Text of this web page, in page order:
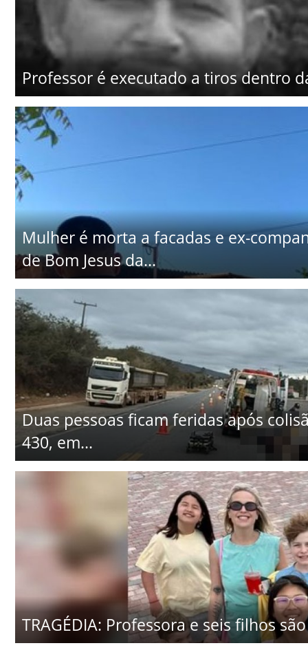
Professor é executado a tiros dentro
Mulher é morta a facadas e ex-
de Bom Jesus da...
Duas pessoas ficam feridas após
430, em...
TRAGÉDIA: Professora e seis filhos